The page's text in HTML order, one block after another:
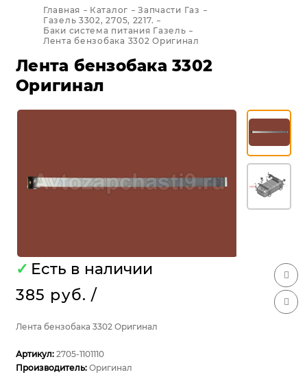
Главная Каталог
Запчасти Газ
Газель 3302, 2705, 2217.
Баки система питания Газель
Лента бензобака 3302 Оригинал
Лента бензобака 3302
Оригинал
✓ Есть в наличии
385 руб. /
Лента бензобака 3302 Оригинал
Артикул: 2705-1101110
Производитель: Оригинал